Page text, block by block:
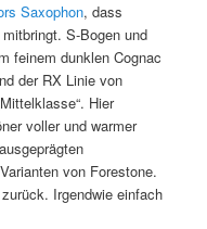
Saxophon, dass
S-Bogen und
feinem dunklen Cognac
der RX Linie von
Hier
voller und warmer
von Forestone.
Irgendwie einfach